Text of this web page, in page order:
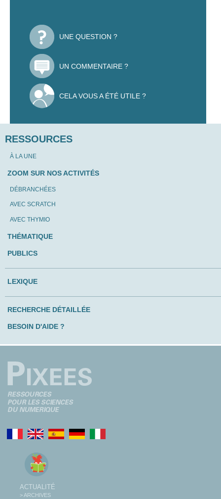
UNE QUESTION ?
UN COMMENTAIRE ?
CELA VOUS A ÉTÉ UTILE ?
RESSOURCES
À LA UNE
ZOOM SUR NOS ACTIVITÉS
DÉBRANCHÉES
AVEC SCRATCH
AVEC THYMIO
THÉMATIQUE
PUBLICS
LEXIQUE
RECHERCHE DÉTAILLÉE
BESOIN D'AIDE ?
ACTUALITÉ
> ARCHIVES